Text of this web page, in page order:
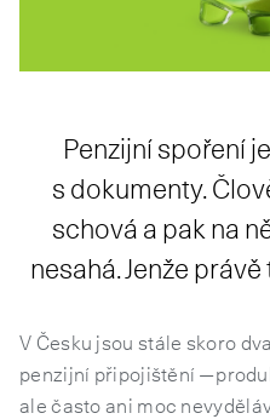
Penzijní spoření
s dokumenty.
schová a pak na
nesahá. Jenže
V Česku jsou stále skoro
penzijní připojištění —
ale často ani moc